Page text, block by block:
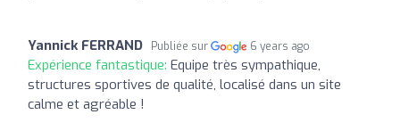
Yannick FERRAND Publiée sur 6 years ago
Expérience fantastique: Equipe très sympathique,
structures sportives de qualité, localisé dans un site
calme et agréable !